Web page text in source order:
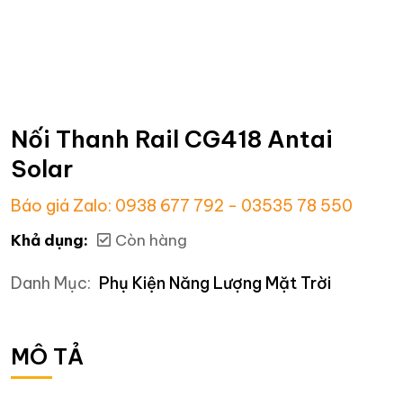
Nối Thanh Rail CG418 Antai
Solar
Báo giá Zalo: 0938 677 792 - 03535 78 550
Khả dụng: Còn hàng
Danh Mục: Phụ Kiện Năng Lượng Mặt Trời
MÔ TẢ